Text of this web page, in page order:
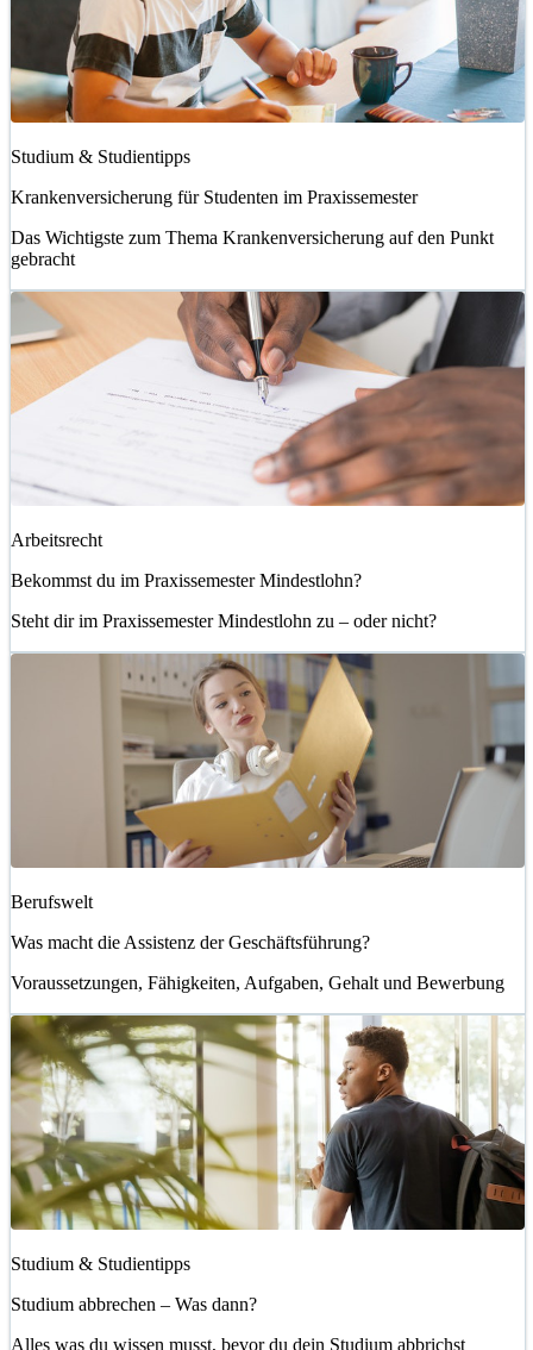
Studium & Studientipps
Krankenversicherung für Studenten im Praxissemester
Das Wichtigste zum Thema Krankenversicherung auf den Punkt
gebracht
Arbeitsrecht
Bekommst du im Praxissemester Mindestlohn?
Steht dir im Praxissemester Mindestlohn zu – oder nicht?
Berufswelt
Was macht die Assistenz der Geschäftsführung?
Voraussetzungen, Fähigkeiten, Aufgaben, Gehalt und Bewerbung
Studium & Studientipps
Studium abbrechen – Was dann?
Alles was du wissen musst, bevor du dein Studium abbrichst